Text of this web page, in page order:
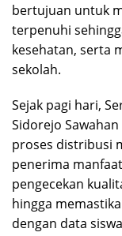
bertujuan untuk
terpenuhi
kesehatan, serta
sekolah.
Sejak pagi hari,
Sidorejo
proses distribusi
penerima
pengecekan
hingga
dengan data